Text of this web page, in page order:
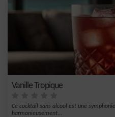
Vanille Tropique
Ce cocktail sans alcool est une
harmonieusement...